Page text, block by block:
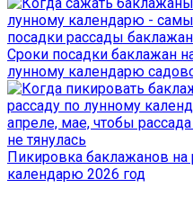
Сроки посадки баклажан
лунному календарю
Пикировка баклажанов на
календарю 2026 год